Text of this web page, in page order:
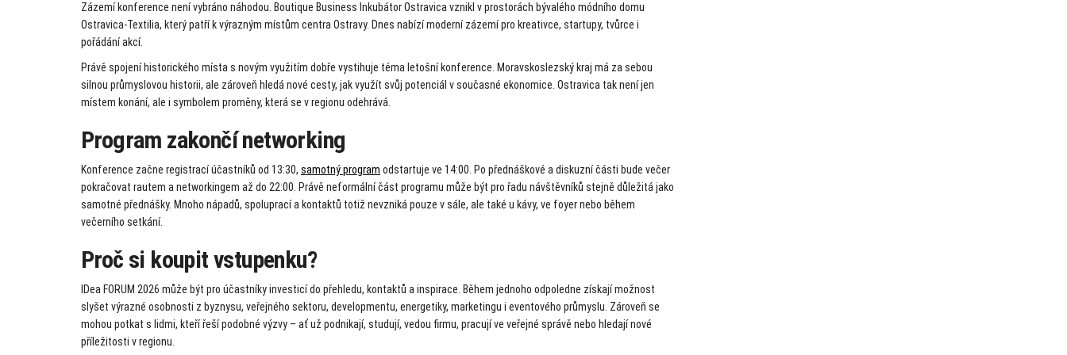
Zázemí konference není vybráno náhodou. Boutique Business Inkubátor Ostravica vznikl v prostorách bývalého módního domu
Ostravica-Textilia, který patří k výrazným místům centra Ostravy. Dnes nabízí moderní zázemí pro kreativce, startupy, tvůrce i
pořádání akcí.
Právě spojení historického místa s novým využitím dobře vystihuje téma letošní konference. Moravskoslezský kraj má za sebou
silnou průmyslovou historii, ale zároveň hledá nové cesty, jak využít svůj potenciál v současné ekonomice. Ostravica tak není jen
místem konání, ale i symbolem proměny, která se v regionu odehrává.
Program zakončí networking
Konference začne registrací účastníků od 13:30, samotný program odstartuje ve 14:00. Po přednáškové a diskuzní části bude večer
pokračovat rautem a networkingem až do 22:00. Právě neformální část programu může být pro řadu návštěvníků stejně důležitá jako
samotné přednášky. Mnoho nápadů, spoluprací a kontaktů totiž nevzniká pouze v sále, ale také u kávy, ve foyer nebo během
večerního setkání.
Proč si koupit vstupenku?
IDea FORUM 2026 může být pro účastníky investicí do přehledu, kontaktů a inspirace. Během jednoho odpoledne získají možnost
slyšet výrazné osobnosti z byznysu, veřejného sektoru, developmentu, energetiky, marketingu i eventového průmyslu. Zároveň se
mohou potkat s lidmi, kteří řeší podobné výzvy – ať už podnikají, studují, vedou firmu, pracují ve veřejné správě nebo hledají nové
příležitosti v regionu.